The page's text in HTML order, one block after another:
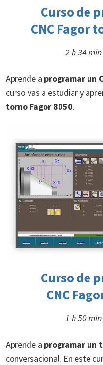
Curso de
CNC Fagor
2 h 34
Aprende a programar un
curso vas a estudiar y
torno Fagor 8050.
Curso de
CNC
1 h 50
Aprende a programar un
conversacional. En este